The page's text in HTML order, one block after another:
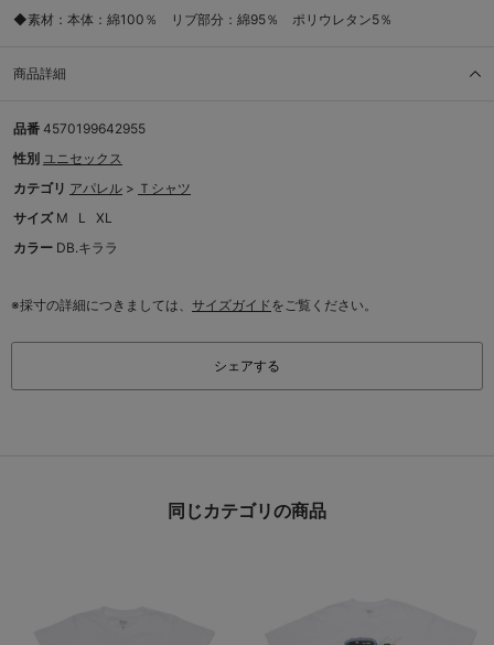
◆素材：本体：綿100％ リブ部分：綿95％ ポリウレタン5％
商品詳細
品番 4570199642955
性別 ユニセックス
カテゴリ アパレル > Ｔシャツ
サイズ M L
XL
カラー DB.キララ
※採寸の詳細につきましては、 サイズガイド をご覧ください。
シェアする
同じカテゴリの商品